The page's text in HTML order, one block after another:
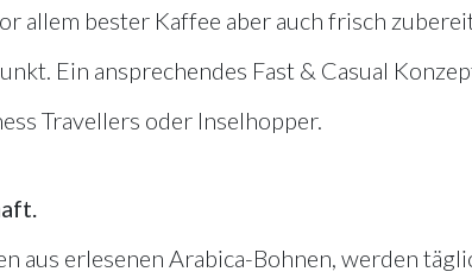
allem bester Kaffee aber auch frisch
Ein ansprechendes Fast & Casual
Travellers oder Inselhopper.
aus erlesenen Arabica-Bohnen, werden